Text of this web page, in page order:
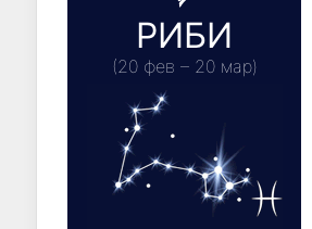
РИБИ
(20 фев – 20 мар)